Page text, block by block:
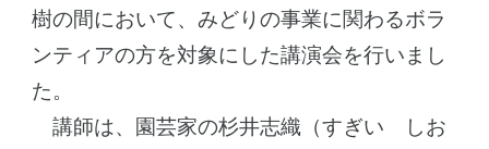
樹の間において、みどりの事業に関わるボラ
ンティアの方を対象にした講演会を行いまし
た。
講師は、園芸家の杉井志織（すぎい しお